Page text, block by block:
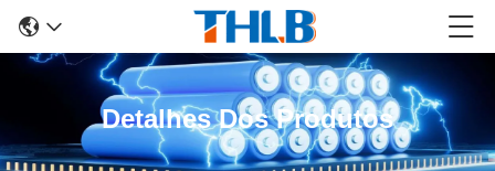
Detalhes Dos Produtos